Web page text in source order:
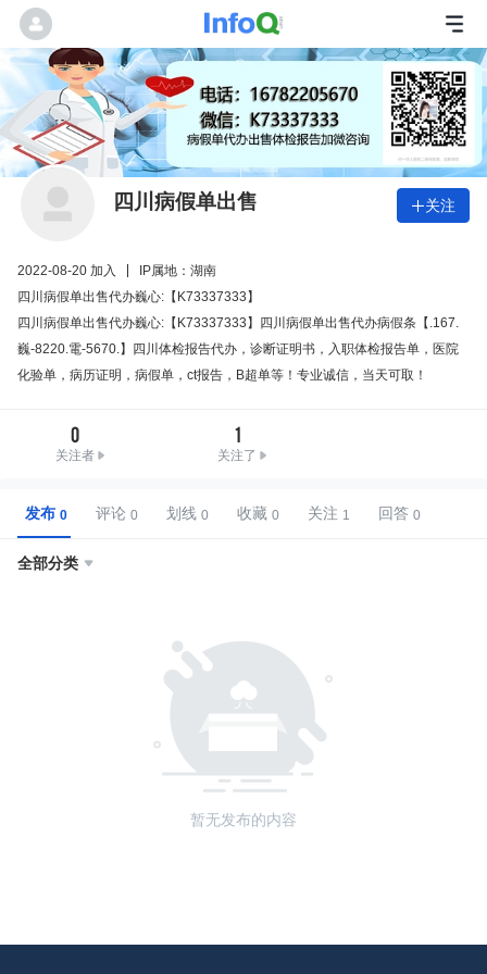
四川病假单出售 关注
2022-08-20 加入
IP属地：湖南
四川病假单出售代办巍心:【K73337333】
四川病假单出售代办巍心:【K73337333】四川病假单出售代办病假条【.167.
巍-8220.電-5670.】四川体检报告代办，诊断证明书，入职体检报告单，医院
化验单，病历证明，病假单，ct报告，B超单等！专业诚信，当天可取！
0
关注者
1
关注了
发布 评论 划线 收藏 关注 回答
全部分类 
暂无发布的内容